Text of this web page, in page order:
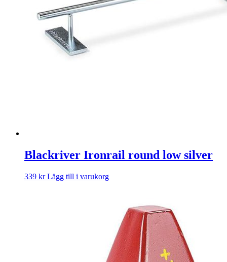
Blackriver Ironrail round low silver
339 kr Lägg till i varukorg